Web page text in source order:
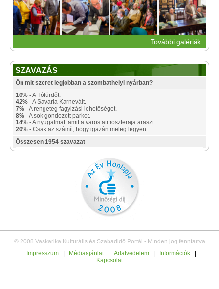
További galériák
SZAVAZÁS
Ön mit szeret legjobban a szombathelyi nyárban?
10% - A Tófürdőt.
42% - A Savaria Karnevált.
7% - A rengeteg fagyizási lehetőséget.
8% - A sok gondozott parkot.
14% - A nyugalmat, amit a város atmoszférája áraszt.
20% - Csak az számít, hogy igazán meleg legyen.
Összesen 1954 szavazat
© 2008 Vaskarika Kulturális és Szabadidő Portál - Minden jog fenntartva
Impresszum
| Médiaajánlat | Adatvédelem | Információk
|
Kapcsolat